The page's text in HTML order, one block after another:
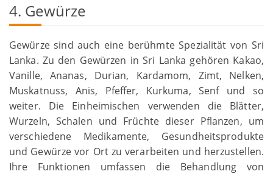
4. Gewürze
Gewürze sind auch eine berühmte Spezialität von Sri
Lanka. Zu den Gewürzen in Sri Lanka gehören Kakao,
Vanille, Ananas, Durian, Kardamom, Zimt, Nelken,
Muskatnuss, Anis, Pfeffer, Kurkuma, Senf und so
weiter. Die Einheimischen verwenden die Blätter,
Wurzeln, Schalen und Früchte dieser Pflanzen, um
verschiedene Medikamente, Gesundheitsprodukte
und Gewürze vor Ort zu verarbeiten und herzustellen.
Ihre Funktionen umfassen die Behandlung von